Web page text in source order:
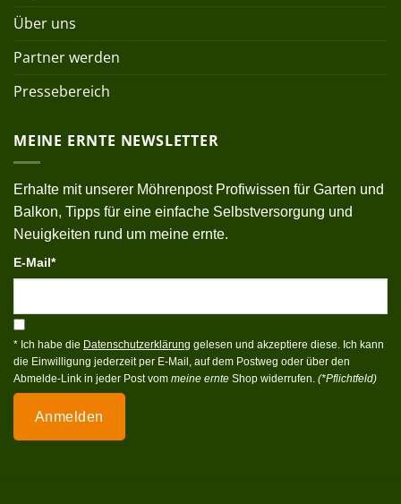
Über uns
Partner werden
Pressebereich
MEINE ERNTE NEWSLETTER
Erhalte mit unserer Möhrenpost Profiwissen für Garten und
Balkon, Tipps für eine einfache Selbstversorgung und
Neuigkeiten rund um meine ernte.
E-Mail*
* Ich habe die Datenschutzerklärung gelesen und akzeptiere diese. Ich kann
die Einwilligung jederzeit per E-Mail, auf dem Postweg oder über den
Abmelde-Link in jeder Post vom meine ernte Shop widerrufen. (*Pflichtfeld)
Anmelden